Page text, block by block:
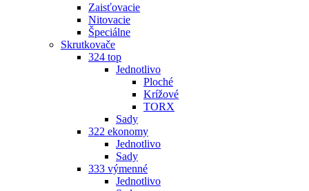
Zaisťovacie
Nitovacie
Špeciálne
Skrutkovače
324 top
Jednotlivo
Ploché
Krížové
TORX
Sady
322 ekonomy
Jednotlivo
Sady
333 výmenné
Jednotlivo